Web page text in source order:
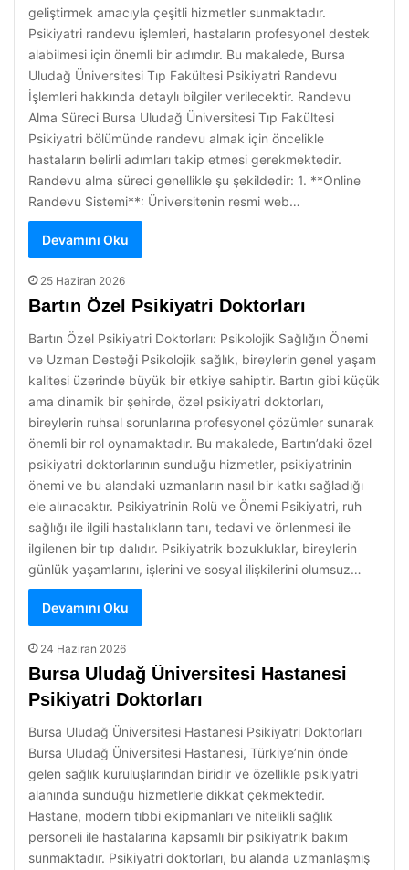
geliştirmek amacıyla çeşitli hizmetler sunmaktadır.
Psikiyatri randevu işlemleri, hastaların profesyonel destek
alabilmesi için önemli bir adımdır. Bu makalede, Bursa
Uludağ Üniversitesi Tıp Fakültesi Psikiyatri Randevu
İşlemleri hakkında detaylı bilgiler verilecektir. Randevu
Alma Süreci Bursa Uludağ Üniversitesi Tıp Fakültesi
Psikiyatri bölümünde randevu almak için öncelikle
hastaların belirli adımları takip etmesi gerekmektedir.
Randevu alma süreci genellikle şu şekildedir: 1. **Online
Randevu Sistemi**: Üniversitenin resmi web…
Devamını Oku
25 Haziran 2026
Bartın Özel Psikiyatri Doktorları
Bartın Özel Psikiyatri Doktorları: Psikolojik Sağlığın Önemi
ve Uzman Desteği Psikolojik sağlık, bireylerin genel yaşam
kalitesi üzerinde büyük bir etkiye sahiptir. Bartın gibi küçük
ama dinamik bir şehirde, özel psikiyatri doktorları,
bireylerin ruhsal sorunlarına profesyonel çözümler sunarak
önemli bir rol oynamaktadır. Bu makalede, Bartın’daki özel
psikiyatri doktorlarının sunduğu hizmetler, psikiyatrinin
önemi ve bu alandaki uzmanların nasıl bir katkı sağladığı
ele alınacaktır. Psikiyatrinin Rolü ve Önemi Psikiyatri, ruh
sağlığı ile ilgili hastalıkların tanı, tedavi ve önlenmesi ile
ilgilenen bir tıp dalıdır. Psikiyatrik bozukluklar, bireylerin
günlük yaşamlarını, işlerini ve sosyal ilişkilerini olumsuz…
Devamını Oku
24 Haziran 2026
Bursa Uludağ Üniversitesi Hastanesi
Psikiyatri Doktorları
Bursa Uludağ Üniversitesi Hastanesi Psikiyatri Doktorları
Bursa Uludağ Üniversitesi Hastanesi, Türkiye’nin önde
gelen sağlık kuruluşlarından biridir ve özellikle psikiyatri
alanında sunduğu hizmetlerle dikkat çekmektedir.
Hastane, modern tıbbi ekipmanları ve nitelikli sağlık
personeli ile hastalarına kapsamlı bir psikiyatrik bakım
sunmaktadır. Psikiyatri doktorları, bu alanda uzmanlaşmış